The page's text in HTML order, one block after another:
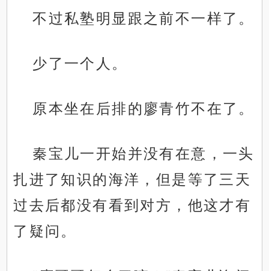
不过私塾明显跟之前不一样了。
少了一个人。
原本坐在后排的廖青竹不在了。
秦宝儿一开始并没有在意，一头
扎进了知识的海洋，但是等了三天
过去后都没有看到对方，他这才有
了疑问。